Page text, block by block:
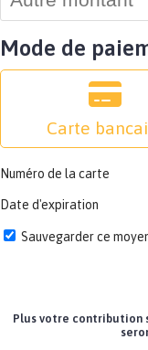
Mode de
Carte
Numéro de la carte
Date d'expiration
Sauvegarder ce
Plus votre